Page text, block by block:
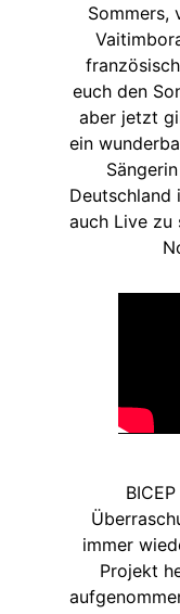
Sommers,
euch den
aber jetzt
ein
Deutschland
auch Live zu
immer
Projekt